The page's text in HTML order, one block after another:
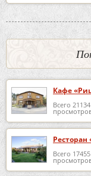
Кафе
Всего 21134
Ресторан
Всего 17455